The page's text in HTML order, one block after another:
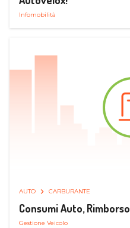
Infomobilità
AUTO CARBURANTE
Consumi Auto,
Gestione Veicolo